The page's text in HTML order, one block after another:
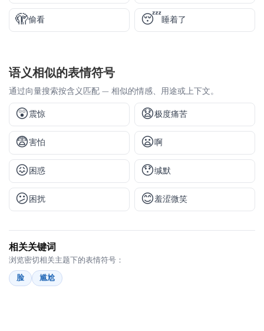
🫣偷看 😴睡着了
语义相似的表情符号
通过向量搜索按含义匹配 — 相似的情感、用途或上下文。
😲震惊 😧极度痛苦
😨害怕 😦啊
😖 困惑 😯缄默
😕 困扰 😊羞涩微笑
相关关键词
浏览密切相关主题下的表情符号：
脸
尴尬